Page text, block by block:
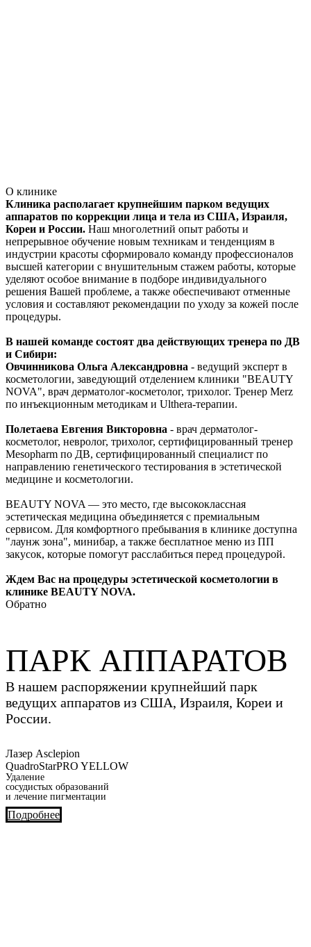
О клинике
Клиника располагает крупнейшим парком ведущих
аппаратов по коррекции лица и тела из США, Израиля,
Кореи и России. Наш многолетний опыт работы и
непрерывное обучение новым техникам и тенденциям в
индустрии красоты сформировало команду профессионалов
высшей категории с внушительным стажем работы, которые
уделяют особое внимание в подборе индивидуального
решения Вашей проблеме, а также обеспечивают отменные
условия и составляют рекомендации по уходу за кожей после
процедуры.
В нашей команде состоят два действующих тренера по ДВ
и Сибири:
Овчинникова Ольга Александровна - ведущий эксперт в
косметологии, заведующий отделением клиники "BEAUTY
NOVA", врач дерматолог-косметолог, трихолог. Тренер Merz
по инъекционным методикам и Ulthera-терапии.
Полетаева Евгения Викторовна - врач дерматолог-
косметолог, невролог, трихолог, сертифицированный тренер
Mesopharm по ДВ, сертифицированный специалист по
направлению генетического тестирования в эстетической
медицине и косметологии.
BEAUTY NOVA — это место, где высококлассная
эстетическая медицина объединяется с премиальным
сервисом. Для комфортного пребывания в клинике доступна
"лаунж зона", минибар, а также бесплатное меню из ПП
закусок, которые помогут расслабиться перед процедурой.
Ждем Вас на процедуры эстетической косметологии в
клинике BEAUTY NOVA.
Обратно
ПАРК АППАРАТОВ
В нашем распоряжении крупнейший парк
ведущих аппаратов из США, Израиля, Кореи и
России.
Лазер Asclepion
QuadroStarPRO YELLOW
Удаление
сосудистых образований
и лечение пигментации
Подробнее